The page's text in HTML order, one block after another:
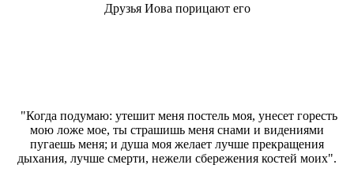
Друзья Иова порицают его
"Когда подумаю: утешит меня постель моя, унесет горесть
мою ложе мое, ты страшишь меня снами и видениями
пугаешь меня; и душа моя желает лучше прекращения
дыхания, лучше смерти, нежели сбережения костей моих".